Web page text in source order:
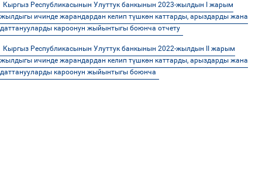
Кыргыз Республикасынын Улуттук банкынын 2023-жылдын I жарым
жылдыгы ичинде жарандардан келип түшкөн каттарды, арыздарды жана
даттанууларды кароонун жыйынтыгы боюнча отчету
Кыргыз Республикасынын Улуттук банкынын 2022-жылдын II жарым
жылдыгы ичинде жарандардан келип түшкөн каттарды, арыздарды жана
даттанууларды кароонун жыйынтыгы боюнча